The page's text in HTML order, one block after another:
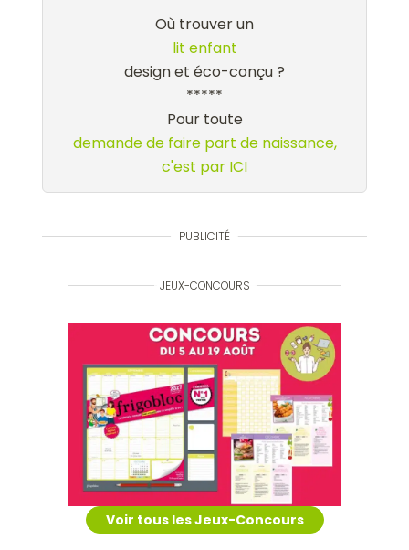
Où trouver un
lit enfant
design et éco-conçu ?
*****
Pour toute
demande de faire part de naissance,
c'est par ICI
PUBLICITÉ
JEUX-CONCOURS
Voir tous les Jeux-Concours